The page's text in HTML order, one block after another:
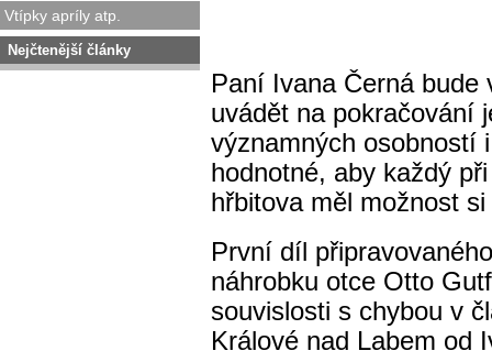
Vtípky apríly atp.
Nejčtenější články
Paní Ivana Černá bude
uvádět na pokračování
významných osobností
hodnotné, aby každý
hřbitova měl možnost
První díl
náhrobku otce Otto
souvislosti s chybou v
Králové nad Labem od